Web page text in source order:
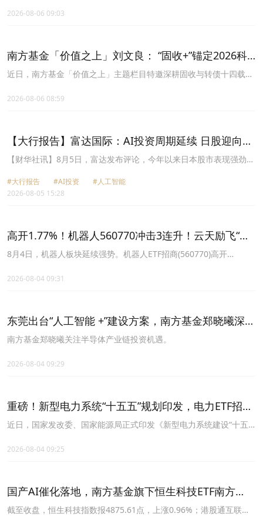
1.27%。
2026-08-06 09:03
南方基金「价值之上」刘文良： “固收+”锚定2026科
技与周期双主线
近日，南方基金「价值之上」主题栏目特邀深耕固收与转债十四载的
「大力如山」创始人王大力展开专业对话。
2026-08-06 08:59
【大行报告】富达国际：AI投资周期延续 日股迎向盈
利驱动新阶段
【财华社讯】8月5日，富达发布评论，今年以来日本股市表现强劲，
入第三季，市场开始消化第二季由少数AI相关族群所带动的集中涨
势，半导体及AI概念股出现较明显回调。富达国际基金经理曾敏前认
阶段，逐步转向更重视企业盈利兑现能力的新阶段。AI基础建设、资
料中心、记忆体、高阶零组件及相关供应链投资需求依然稳健，但投
资者如今更重视企业订单增长、定价能力、盈利韧性及财测支持。在
较依赖热门题材推动的公司更具优势。曾敏前指出，日本企业持续在
期大幅上涨后，对过度拥挤部位重新平衡，而非反映终端需求趋势反
转。
#大行报告 #AI投资
#人工智能
2026-08-05 15:28
高开1.77%！机器人560770冲击3连升！云天励飞“浦
云天芯”落地+昊志机电净利暴增267%
8月4日，机器人板块延续强势。机器人ETF招商(560770)高开
志机电、奥比中光-W、大族激光、中控技术涨幅居前。
2026-08-04 09:31
东莞出台“人工智能 +”建设方案，南方基金郑晓曦深耕
产业成长赛道
南方基金郑晓曦关注半导体产业链投资机遇。
2026-08-04 09:29
重磅！新型电力系统“十五五”规划印发，电力ETF招商
(560480)站上多支均线
近日，国家发改委、国家能源局正式印发《新型电力系统建设“十五
2026-08-04 09:25
国产AI催化落地，南方基金旗下恒生科技ETF南方
(520570)核心受益
截至收盘，恒生科技指数报4875.61点，上涨0.96%；港股通互联网